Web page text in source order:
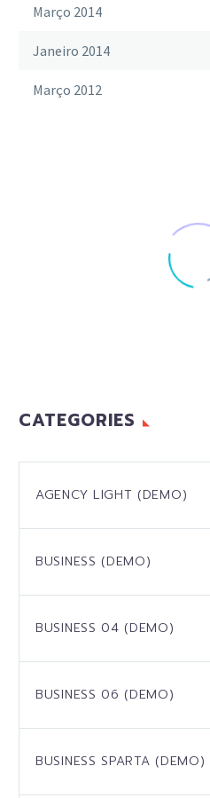
Março 2014
Janeiro 2014
Março 2012
CATEGORIES
AGENCY LIGHT (DEMO)
BUSINESS (DEMO)
BUSINESS 04 (DEMO)
BUSINESS 06 (DEMO)
BUSINESS SPARTA (DEMO)